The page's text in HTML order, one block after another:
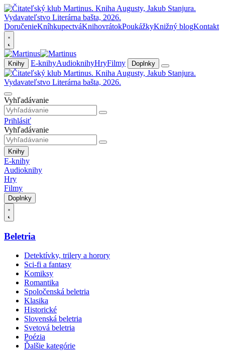
DoručenieKníhkupectváKnihovrátokPoukážkyKnižný blogKontakt
Knihy E-knihyAudioknihyHryFilmy Doplnky
Vyhľadávanie
Prihlásiť
Vyhľadávanie
Knihy
E-knihy
Audioknihy
Hry
Filmy
Doplnky
Beletria
Detektívky, trilery a horory
Sci-fi a fantasy
Komiksy
Romantika
Spoločenská beletria
Klasika
Historické
Slovenská beletria
Svetová beletria
Poézia
Ďalšie kategórie